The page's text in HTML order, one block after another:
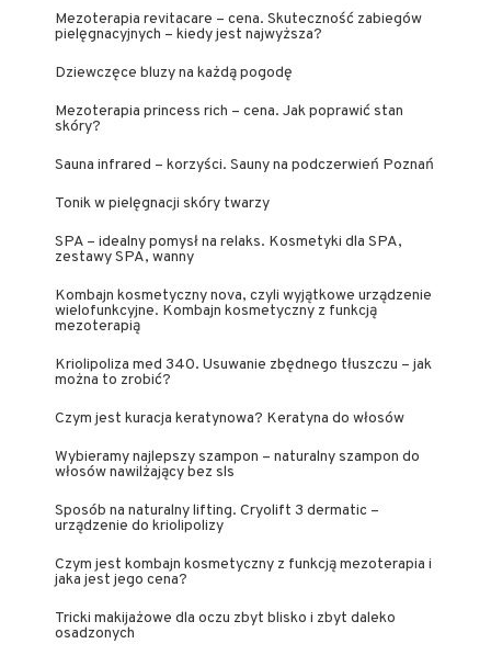
Mezoterapia revitacare – cena. Skuteczność zabiegów
pielęgnacyjnych – kiedy jest najwyższa?
Dziewczęce bluzy na każdą pogodę
Mezoterapia princess rich – cena. Jak poprawić stan
skóry?
Sauna infrared – korzyści. Sauny na podczerwień Poznań
Tonik w pielęgnacji skóry twarzy
SPA – idealny pomysł na relaks. Kosmetyki dla SPA,
zestawy SPA, wanny
Kombajn kosmetyczny nova, czyli wyjątkowe urządzenie
wielofunkcyjne. Kombajn kosmetyczny z funkcją
mezoterapią
Kriolipoliza med 340. Usuwanie zbędnego tłuszczu – jak
można to zrobić?
Czym jest kuracja keratynowa? Keratyna do włosów
Wybieramy najlepszy szampon – naturalny szampon do
włosów nawilżający bez sls
Sposób na naturalny lifting. Cryolift 3 dermatic –
urządzenie do kriolipolizy
Czym jest kombajn kosmetyczny z funkcją mezoterapia i
jaka jest jego cena?
Tricki makijażowe dla oczu zbyt blisko i zbyt daleko
osadzonych